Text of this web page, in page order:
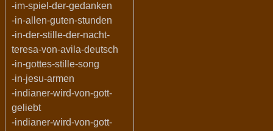
-im-spiel-der-gedanken
-in-allen-guten-stunden
-in-der-stille-der-nacht-
teresa-von-avila-deutsch
-in-gottes-stille-song
-in-jesu-armen
-indianer-wird-von-gott-
geliebt
-indianer-wird-von-gott-